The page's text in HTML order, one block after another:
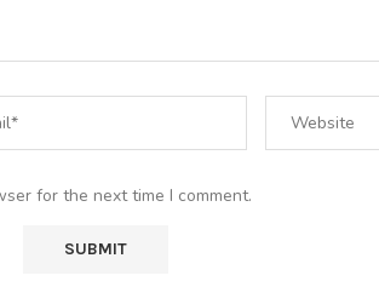
for the next time I comment.